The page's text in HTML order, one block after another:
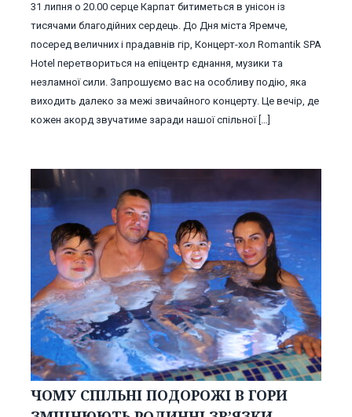
31 липня о 20.00 серце Карпат битиметься в унісон із
тисячами благодійних сердець. До Дня міста Яремче,
посеред величних і прадавнів гір, Концерт-хол Romantik SPA
Hotel перетвориться на епіцентр єднання, музики та
незламної сили. Запрошуємо вас на особливу подію, яка
виходить далеко за межі звичайного концерту. Це вечір, де
кожен акорд звучатиме заради нашої спільної […]
ЧОМУ СПІЛЬНІ ПОДОРОЖІ В ГОРИ